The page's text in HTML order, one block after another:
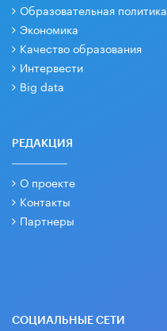
Образовательная политика
Экономика
Качество образования
Интервести
Big data
РЕДАКЦИЯ
О проекте
Контакты
Партнеры
СОЦИАЛЬНЫЕ СЕТИ